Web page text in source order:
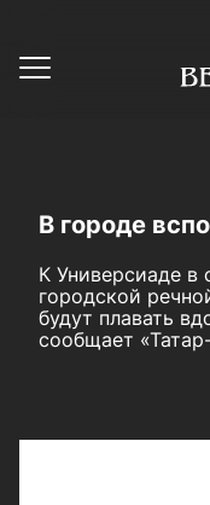
В городе
К Универсиаде в
городской
будут плавать
сообщает